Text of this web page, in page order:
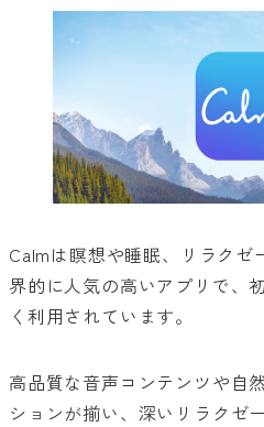
Calmは瞑想や睡眠、リラク
界的に人気の高いアプリで、
く利用されています。
高品質な音声コンテンツや自
ションが揃い、深いリラクゼ